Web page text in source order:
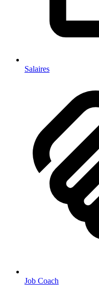
Salaires
Job Coach